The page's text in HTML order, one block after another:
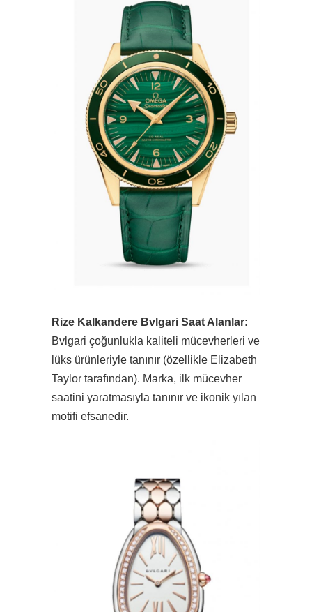
Rize Kalkandere Bvlgari Saat Alanlar:
Bvlgari çoğunlukla kaliteli mücevherleri ve
lüks ürünleriyle tanınır (özellikle Elizabeth
Taylor tarafından). Marka, ilk mücevher
saatini yaratmasıyla tanınır ve ikonik yılan
motifi efsanedir.